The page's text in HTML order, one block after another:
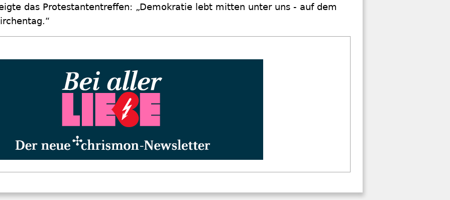
das Protestantentreffen: „Demokratie lebt mitten unter uns - auf dem